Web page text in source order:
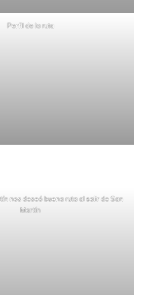
Perfil de la ruta
nos deseó buena ruta al salir de San
Martín